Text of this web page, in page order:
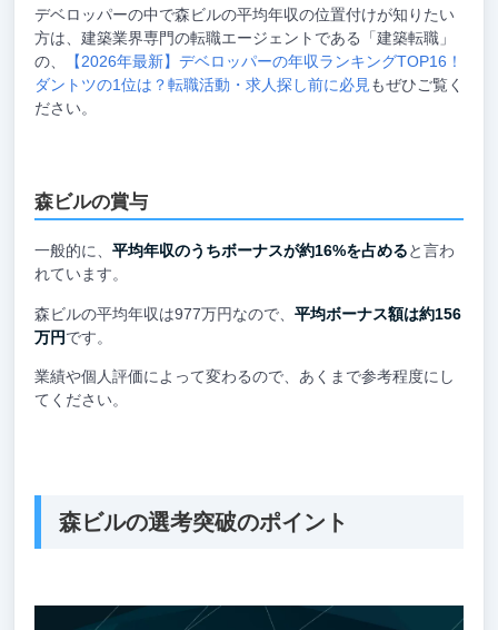
デベロッパーの中で森ビルの平均年収の位置付けが知りたい
方は、建築業界専門の転職エージェントである「建築転職」
の、
【2026年最新】デベロッパーの年収ランキングTOP16！
ダントツの1位は？転職活動・求人探し前に必見もぜひご覧く
ださい。
森ビルの賞与
一般的に、 平均年収のうちボーナスが約16%を占めると言わ
れています。
森ビルの平均年収は977万円なので、 平均ボーナス額は約156
万円です。
業績や個人評価によって変わるので、あくまで参考程度にし
てください。
森ビルの選考突破のポイント